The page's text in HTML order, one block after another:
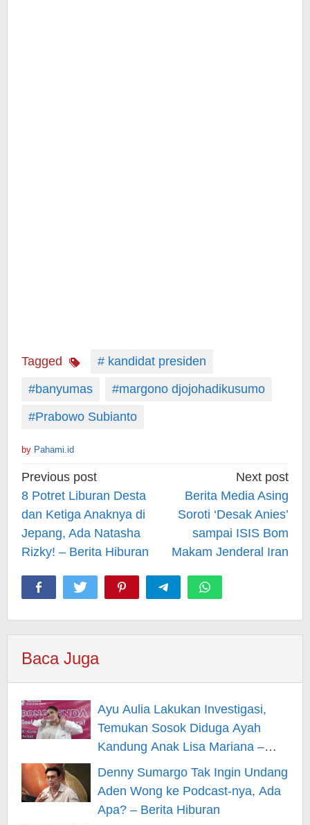
Tagged
# kandidat presiden
#banyumas
#margono djojohadikusumo
#Prabowo Subianto
by Pahami.id
Post
navigation
Previous post
8 Potret Liburan Desta
dan Ketiga Anaknya di
Jepang, Ada Natasha
Rizky! – Berita Hiburan
Next post
Berita Media Asing
Soroti ‘Desak Anies’
sampai ISIS Bom
Makam Jenderal Iran
Baca Juga
Ayu Aulia Lakukan Investigasi,
Temukan Sosok Diduga Ayah
Kandung Anak Lisa Mariana –
Berita Hiburan
Denny Sumargo Tak Ingin Undang
Aden Wong ke Podcast-nya, Ada
Apa? – Berita Hiburan